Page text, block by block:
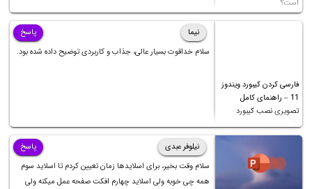
است؟
فارسی کردن کیبورد ویندوز
11 – راهنمای کامل
تصویری نصب کیبورد
فارسی
نیما
سلام خداقوت بسیار عالی، جذاب و کاربردی توضیح داده شده بود.
پاسخ
نیلوفر عبدی
سلام وقت بخیر، برای اسلایدها زمان تعیین کردم تا اسلاید سوم
همه چی خوبه ولی اسلاید چهارم افکت صفحه عمل میکنه ولی
پاسخ